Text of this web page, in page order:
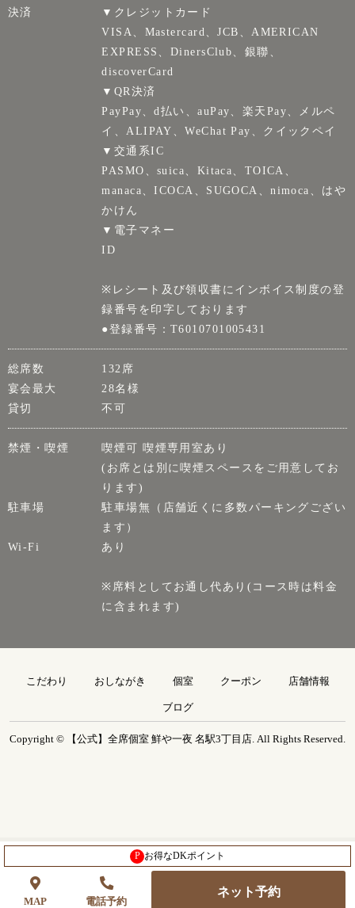
決済
▼クレジットカード
VISA、Mastercard、JCB、AMERICAN
EXPRESS、DinersClub、銀聯、
discoverCard
▼QR決済
PayPay、d払い、auPay、楽天Pay、メルペ
イ、ALIPAY、WeChat Pay、クイックペイ
▼交通系IC
PASMO、suica、Kitaca、TOICA、
manaca、ICOCA、SUGOCA、nimoca、はや
かけん
▼電子マネー
ID
※レシート及び領収書にインボイス制度の登
録番号を印字しております
●登録番号：T6010701005431
総席数
132席
宴会最大
28名様
貸切
不可
禁煙・喫煙
喫煙可 喫煙専用室あり
(お席とは別に喫煙スペースをご用意してお
ります)
駐車場
駐車場無（店舗近くに多数パーキングござい
ます）
Wi-Fi
あり
※席料としてお通し代あり(コース時は料金
に含まれます)
こだわり おしながき 個室 クーポン 店舗情報
ブログ
Copyright © 【公式】全席個室 鮮や一夜 名駅3丁目店. All Rights Reserved.
P お得なDKポイント
MAP 電話予約
ネット予約